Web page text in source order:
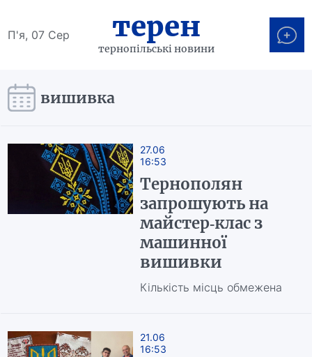
П'я, 07 Сер терен
тернопільські новини
вишивка
27.06
16:53
Тернополян
запрошують на
майстер-клас з
машинної
вишивки
Кількість місць обмежена
21.06
16:53